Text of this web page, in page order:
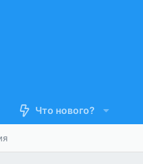
Что нового?